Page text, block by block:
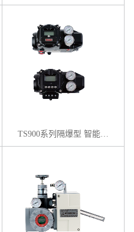
TS900系列隔爆型 智能阀门定位器